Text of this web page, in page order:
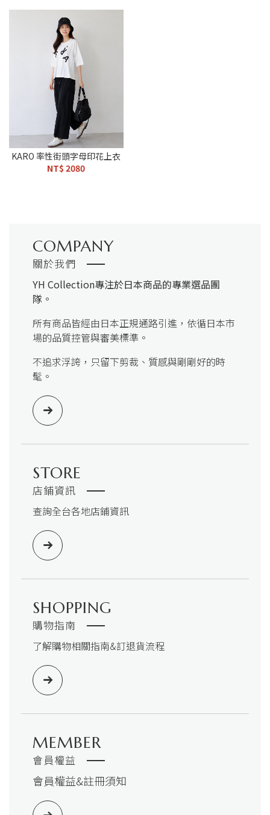
KARO 率性街頭字母印花上衣
NT$ 2080
COMPANY
關於我們
YH Collection專注於日本商品的專業選品團
隊。
所有商品皆經由日本正規通路引進，依循日本市
場的品質控管與審美標準。
不追求浮誇，只留下剪裁、質感與剛剛好的時
髦。
STORE
店鋪資訊
查詢全台各地店鋪資訊
SHOPPING
購物指南
了解購物相關指南&訂退貨流程
MEMBER
會員權益
會員權益&註冊須知